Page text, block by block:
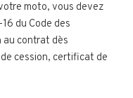
moto, vous devez
du Code des
au contrat dès
cession, certificat de